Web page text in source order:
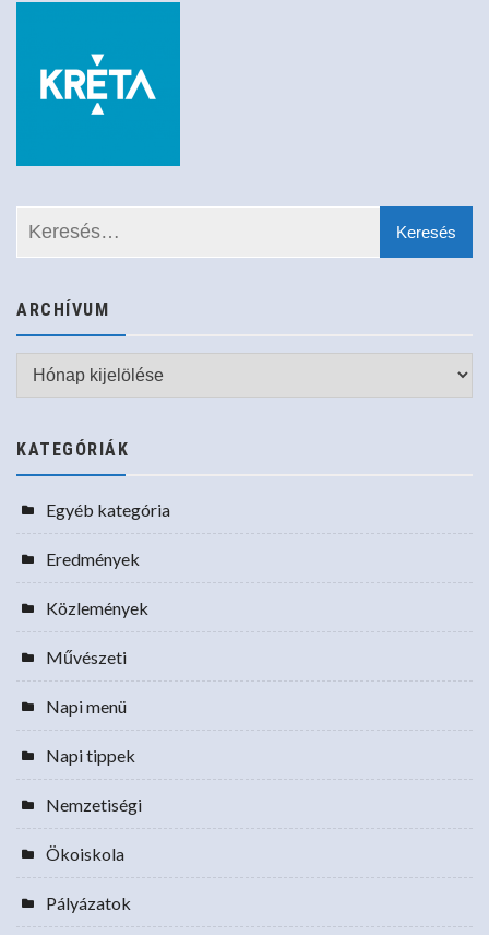
ARCHÍVUM
Archívum
KATEGÓRIÁK
Egyéb kategória
Eredmények
Közlemények
Művészeti
Napi menü
Napi tippek
Nemzetiségi
Ökoiskola
Pályázatok